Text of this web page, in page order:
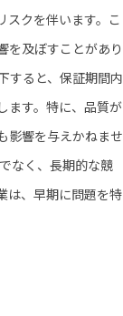
スクを伴います。こ
を及ぼすことがあり
すると、保証期間内
ます。特に、品質が
影響を与えかねませ
なく、長期的な競
は、早期に問題を特